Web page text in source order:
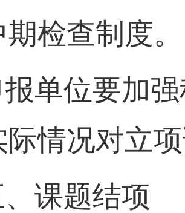
检查制度。
报单位要加
际情况对立
课题结项